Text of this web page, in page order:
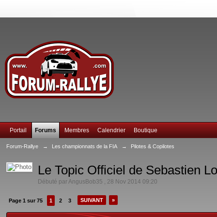
Portail Forums Membres Calendrier Boutique
Forum-Rallye → Les championnats de la FIA → Pilotes & Copilotes
Le Topic Officiel de Sebastien
Débuté parAngusBob35 , 28 Nov 2014 09:20
Page 1 sur 75 1 2 3 SUIVANT »